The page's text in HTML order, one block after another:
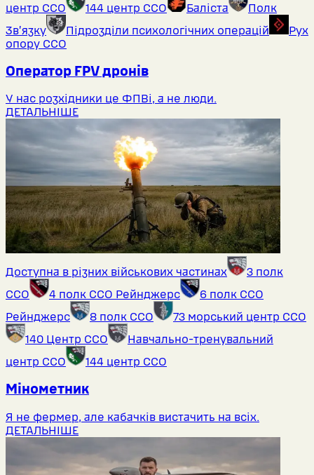
центр ССО
144 центр ССО Баліста
Полк
Звʼязку
Підрозділи психологічних операцій
Рух
опору ССО
Оператор FPV дронів
У нас розхідники це ФПВі, а не люди.
ДЕТАЛЬНІШЕ
Доступна в різних військових частинах
3 полк
ССО
4 полк ССО Рейнджерс
6 полк ССО
Рейнджерс
8 полк ССО
73 морський центр ССО
140 Центр ССО
Навчально-тренувальний
центр ССО
144 центр ССО
Мінометник
Я не фермер, але кабачків вистачить на всіх.
ДЕТАЛЬНІШЕ